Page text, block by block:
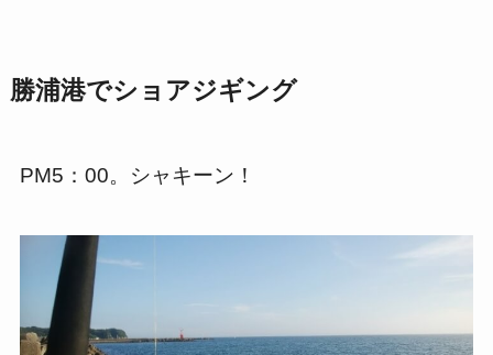
勝浦港でショアジギング
PM5：00。シャキーン！